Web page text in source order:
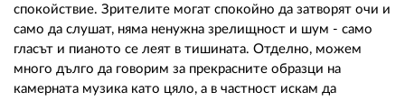
спокойствие. Зрителите могат спокойно да затворят очи и
само да слушат, няма ненужна зрелищност и шум - само
гласът и пианото се леят в тишината. Отделно, можем
много дълго да говорим за прекрасните образци на
камерната музика като цяло, а в частност искам да